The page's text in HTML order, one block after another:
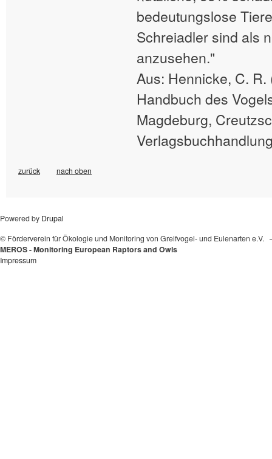
bedeutungslose
Schreiadler sind als
anzusehen."
Aus: Hennicke, C. R.
Handbuch des
Magdeburg,
zurück nach oben
Powered by Drupal
© Förderverein für Ökologie und Monitoring von Greifvogel- und Eulenarten e.V.
MEROS - Monitoring European Raptors and Owls
Impressum